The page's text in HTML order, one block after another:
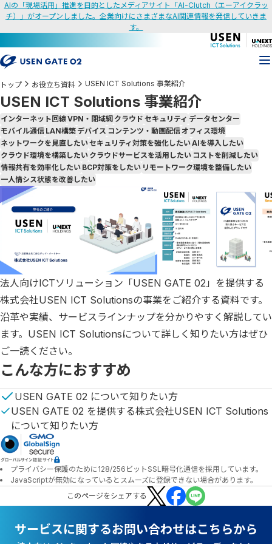
AIの「現場活用」推進を目的としたメディアサイト「AI-Clutch（エーアイクラッ
チ）」がオープンしました。企業向けにさまざまなAI関連情報を発信していきま
す。
トップ お役立ち資料 USEN ICT Solutions 事業紹介
USEN ICT Solutions 事業紹介
インターネット回線VPN・閉域網 クラウド セキュリティ データセンター
モバイル通信 LAN構築 デバイス コンテンツ・動画配信オフィス環境
ネットワークを見直したいセキュリティ対策を強化したいAIを導入したい
クラウド環境を構築したい クラウドサービスを活用したい コストを削減したい
情報共有を効率化したい BCP対策をしたい リモートワーク環境を整備したい
一人情シス状態を改善したい
法人向けICTソリューション「USEN GATE 02」を提供する
株式会社USEN ICT Solutionsの事業をご紹介する資料です。
沿革や実績、サービスラインナップを分かりやすく解説してい
ます。USEN ICT Solutionsについて詳しく知りたい方はぜひ
ご一読ください。
こんな方におすすめ
USEN GATE 02 について知りたい方
USEN GATE 02 を提供する株式会社USEN ICT Solutions
について知りたい方
プライバシー保護のために128/256ビットSSL暗号化通信を採用しています。
JavaScriptが無効になっているとスムーズに登録できない場合があります。
このページをシェアする
サービスに関するお問い合わせはこちらから